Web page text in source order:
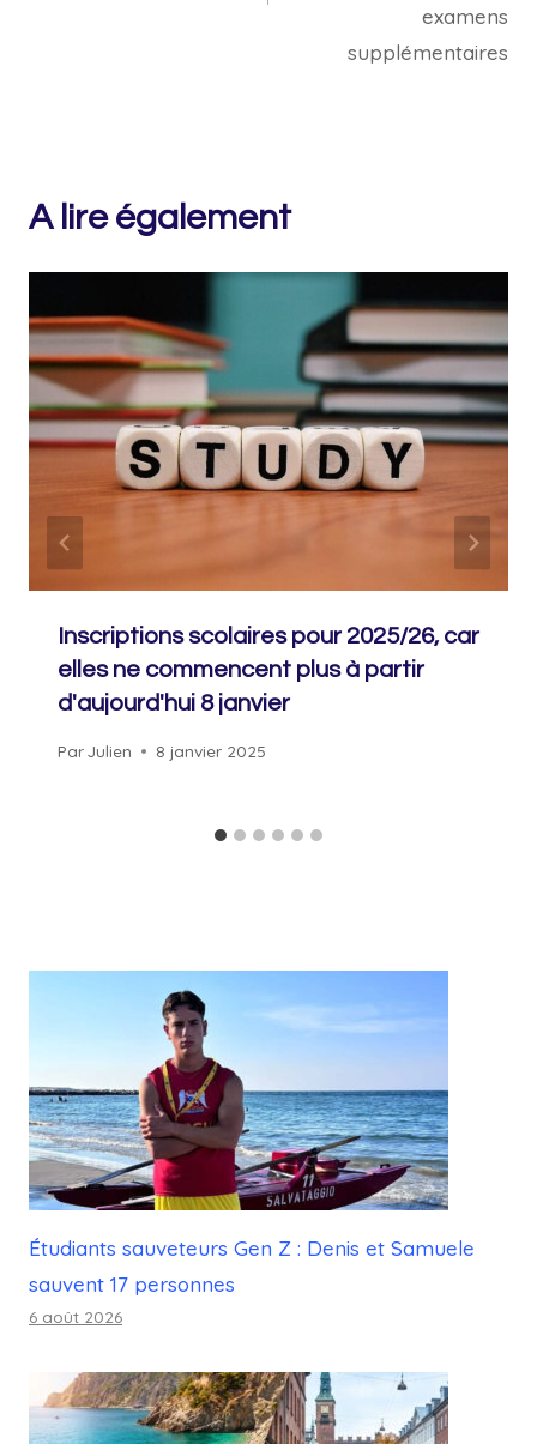
examens
supplémentaires
A lire également
Inscriptions scolaires pour 2025/26, car
elles ne commencent plus à partir
d'aujourd'hui 8 janvier
ParJulien 8 janvier 2025
Étudiants sauveteurs Gen Z : Denis et Samuele
sauvent 17 personnes
6 août 2026